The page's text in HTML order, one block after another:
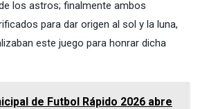
los astros; finalmente ambos
para dar origen al sol y la luna,
este juego para honrar dicha
de Futbol Rápido 2026 abre